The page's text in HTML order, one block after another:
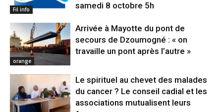
Fil info
samedi 8 octobre 5h
orange
Arrivée à Mayotte du pont de
secours de Dzoumogné : « on
travaille un pont après l’autre »
Le spirituel au chevet des malades
du cancer ? Le conseil cadial et les
associations mutualisent leurs